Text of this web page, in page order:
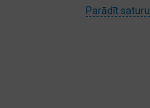
Parādīt saturu